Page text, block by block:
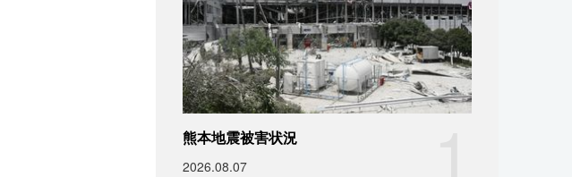
熊本地震被害状況
2026.08.07